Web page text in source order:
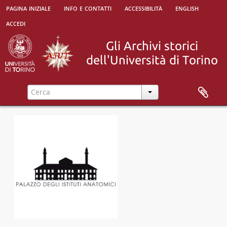
pagina iniziale info e contatti accessibilità
english
accedi
[Unità archivistica] 3 lettere, 1889
[Unità archivistica] 12 lettere, 1890
[Unità archivistica] 8 lettere, 1891
[Unità archivistica] 13 lettere, 1 cartolina postale, 1894
[Unità archivistica] 31 lettere, 7 cartoline postali, 1895
[Unità archivistica] 46 lettere, 12 cartoline postali, 3 biglietti, 1899
[Unità archivistica] 29 lettere, 8 cartoline postali, 1900
[Unità archivistica] 4 lettere, 2 cartoline postali, 1901
[Unità archivistica] 15 lettere, 3 cartoline postali, 1 memoria, 1902